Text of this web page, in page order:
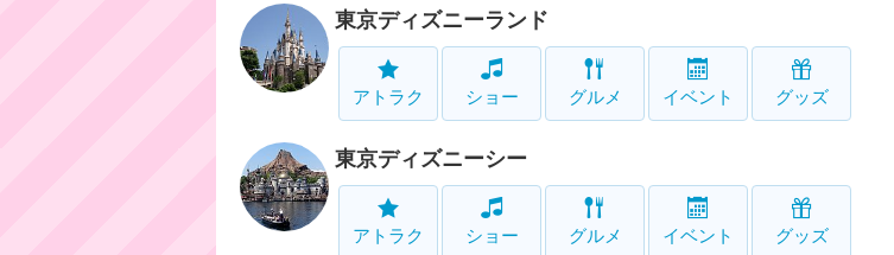
東京ディズニーランド
アトラク ショー グルメ イベント グッズ
東京ディズニーシー
アトラク ショー グルメ イベント グッズ